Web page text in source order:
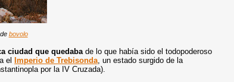
bovolo
ciudad que quedabade lo que había sido el todopoderoso
el Imperio de Trebisonda, un estado surgido de la
por la IV Cruzada).